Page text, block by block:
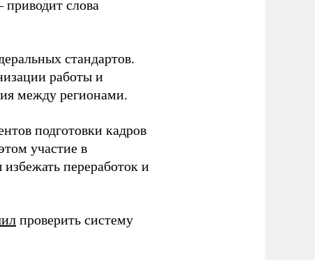
приводит слова
стандартов.
работы и
между регионами.
подготовки кадров
участие в
переработок и
проверить систему